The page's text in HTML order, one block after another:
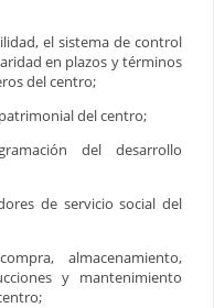
el sistema de control
en plazos y términos
del centro;
del centro;
del desarrollo
de servicio social del
almacenamiento,
y mantenimiento